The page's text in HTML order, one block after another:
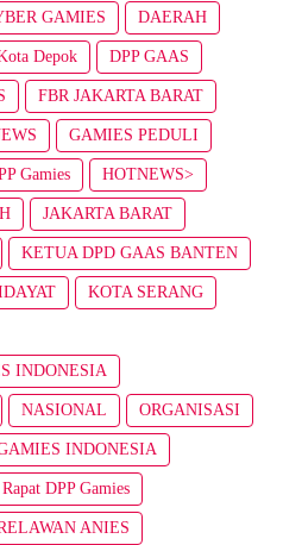
GAMIES DAERAH
Depok DPP GAAS
FBR JAKARTA BARAT
GAMIES PEDULI
Gamies HOTNEWS>
JAKARTA BARAT
KETUA DPD GAAS BANTEN
KOTA SERANG
INDONESIA
NASIONAL ORGANISASI
INDONESIA
Rapat DPP Gamies
ANIES